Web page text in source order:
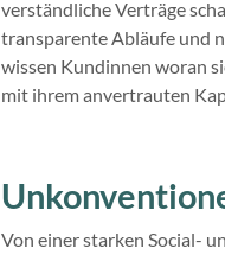
verständliche Verträge
transparente Abläufe und
wissen Kundinnen woran
mit ihrem anvertrauten
Von einer starken Social-